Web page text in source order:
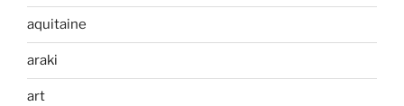
aquitaine
araki
art